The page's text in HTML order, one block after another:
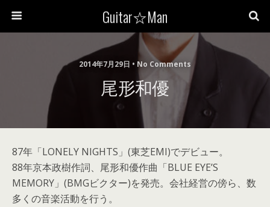
Guitar☆Man
2014年7月29日 • No Comments
尾形和優
87年「LONELY NIGHTS」(東芝EMI)でデビュー。
88年京本政樹作詞、尾形和優作曲「BLUE EYE’S
MEMORY」(BMGビクター)を発売。会社経営の傍ら、数
多くの音楽活動を行う。